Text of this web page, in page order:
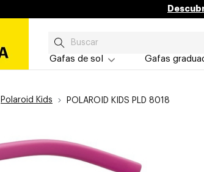
Gafas de sol Gafas
Polaroid Kids POLAROID KIDS PLD 8018